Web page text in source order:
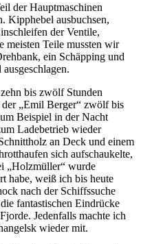
der Hauptmaschinen
Kipphebel ausbuchsen,
der Ventile,
meisten Teile mussten wir
ein Schäpping und
bis zwölf Stunden
der Emil Berger
zwölf bis
Beispiel in der Nacht
Ladebetrieb wieder
an Deck und einem
sich aufschaukelte,
Holzmüller
wurde
habe, weiß ich bis heute
nach der Schiffssuche
fantastischen Eindrücke
Jedenfalls machte ich
wieder mit.